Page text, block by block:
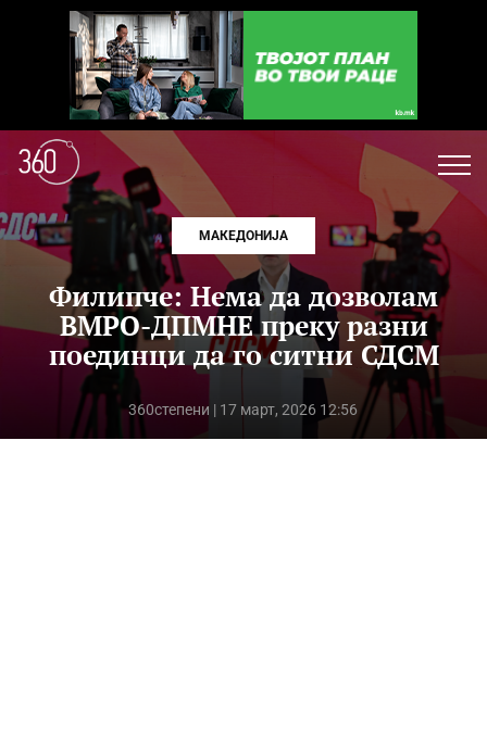
МАКЕДОНИЈА
Филипче: Нема да дозволам
ВМРО-ДПМНЕ преку разни
поединци да го ситни СДСМ
360степени | 17 март, 2026 12:56